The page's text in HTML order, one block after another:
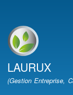
account
menu
Site branding
LAURUX
(Gestion Entreprise,